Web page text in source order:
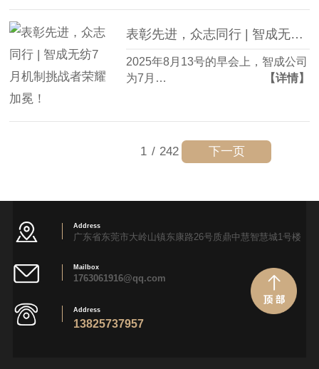
表彰先进，众志同行 | 智成无纺7月机制挑战者荣耀加冕！
2025年8月13号的早会上，智成公司
为7月…
【详情】
1 / 242 下一页
Address
广东省东莞市大岭山镇东康路26号质鼎中慧智慧城1号楼
Mailbox
1763061916@qq.com
Address
13825737957